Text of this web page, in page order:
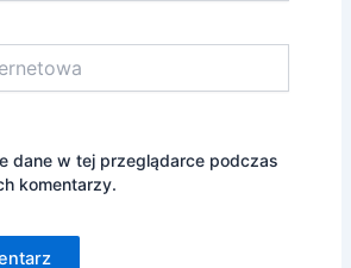
dane w tej przeglądarce podczas
komentarzy.